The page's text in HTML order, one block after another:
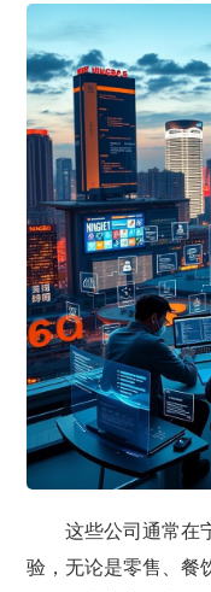
这些公司通常在
验，无论是零售、餐